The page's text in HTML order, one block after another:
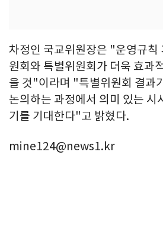
차정인 국교위원장은 "운영규칙
원회와 특별위원회가 더욱 효과
을 것"이라며 "특별위원회 결과
논의하는 과정에서 의미 있는 시
기를 기대한다"고 밝혔다.
mine124@news1.kr